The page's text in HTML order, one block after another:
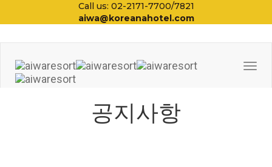
Call us: 02-2171-7700/7821
aiwa@koreanahotel.com
공지사항